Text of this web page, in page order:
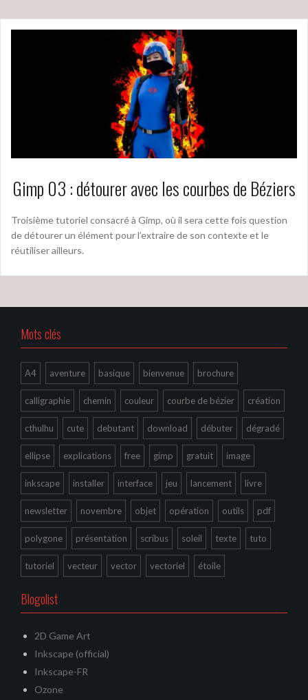
Gimp 03 : détourer avec les courbes de Béziers
Troisième tutoriel consacré à Gimp, où il sera cette fois question
de détourer un élément pour l’extraire de son contexte et le
réutiliser ailleurs.
Mots clés
A4 aventure basique bienvenue brochure
calligraphie chemin couleur courbe de bézier création
cthulhu cute debutant download débuter dégradé
ellipse explications free gimp gratuit image
inkscape installer interface jeu lancement livre
newsletter novembre objet opération outils pdf
polygone présentation scribus soleil texte tuto
tutoriel vecteur vector vectoriel étoile
Blogolist
2D Game Art
Inkscape (official)
Inkscape-FR
Ozone